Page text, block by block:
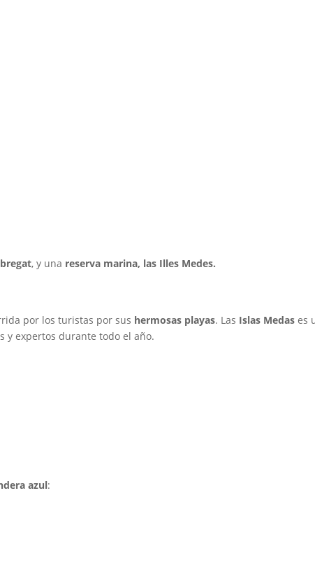
, y una reserva marina, las Illes Medes.
por los turistas por sus hermosas playas. Las Islas Medas es
y expertos durante todo el año.
azul: